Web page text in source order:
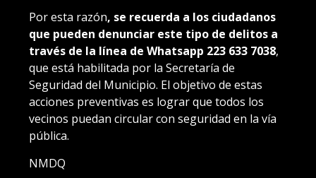
Por esta razón, se recuerda a los ciudadanos
que pueden denunciar este tipo de delitos a
través de la línea de Whatsapp 223 633 7038,
que está habilitada por la Secretaría de
Seguridad del Municipio. El objetivo de estas
acciones preventivas es lograr que todos los
vecinos puedan circular con seguridad en la vía
pública.
NMDQ